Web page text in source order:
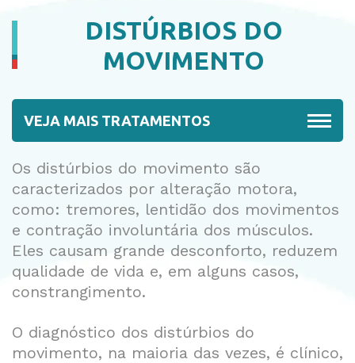
DISTÚRBIOS DO
MOVIMENTO
Os distúrbios do movimento são
caracterizados por alteração motora,
como: tremores, lentidão dos movimentos
e contração involuntária dos músculos.
Eles causam grande desconforto, reduzem
qualidade de vida e, em alguns casos,
constrangimento.
O diagnóstico dos distúrbios do
movimento, na maioria das vezes, é clínico,
VEJA MAIS TRATAMENTOS